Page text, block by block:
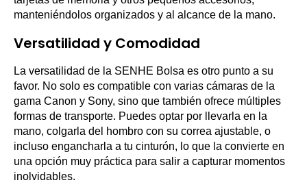
manteniéndolos organizados y al alcance de la mano.
Versatilidad y Comodidad
La versatilidad de la SENHE Bolsa es otro punto a su
favor. No solo es compatible con varias cámaras de la
gama Canon y Sony, sino que también ofrece múltiples
formas de transporte. Puedes optar por llevarla en la
mano, colgarla del hombro con su correa ajustable, o
incluso engancharla a tu cinturón, lo que la convierte en
una opción muy práctica para salir a capturar momentos
inolvidables.